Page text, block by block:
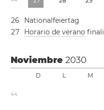
26
Nationalfeiertag
27 Horario de verano
Noviembre2030
D L M
44